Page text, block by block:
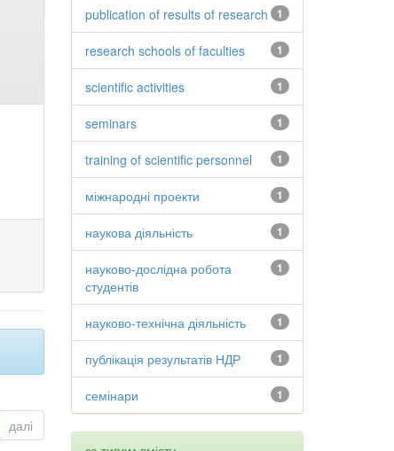
далі
1
publication of results of research
1
research schools of faculties
1
scientific activities
1
seminars
1
training of scientific personnel
1
міжнародні проекти
1
наукова діяльність
1
науково-дослідна робота
студентів
1
науково-технічна діяльність
1
публікація результатів НДР
1
семінари